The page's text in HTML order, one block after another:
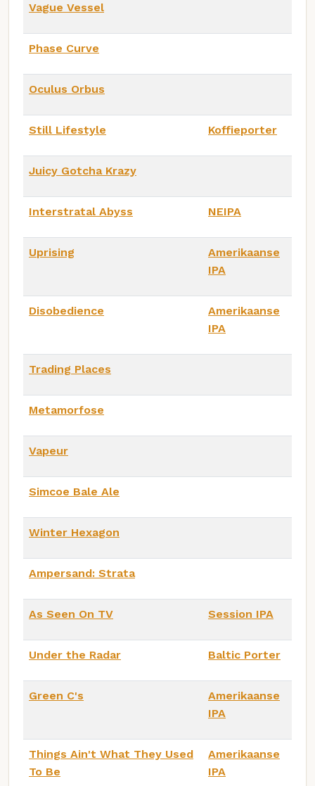
Vague Vessel
Phase Curve
Oculus Orbus
Still Lifestyle Koffieporter
Juicy Gotcha Krazy
Interstratal Abyss NEIPA
Uprising
Amerikaanse
IPA
Disobedience
Amerikaanse
IPA
Trading Places
Metamorfose
Vapeur
Simcoe Bale Ale
Winter Hexagon
Ampersand: Strata
As Seen On TV Session IPA
Under the Radar Baltic Porter
Green C's
Amerikaanse
IPA
Things Ain't What They Used
To Be
Amerikaanse
IPA